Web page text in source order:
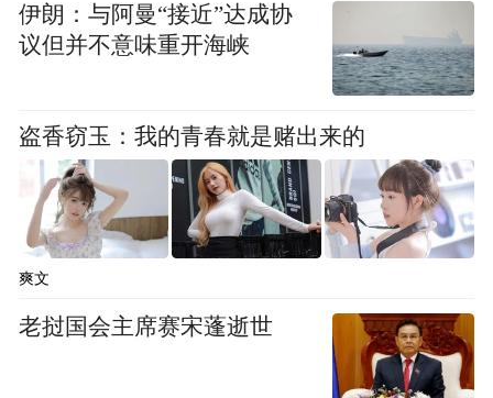
告别指尖匠心工坊，寻访小队转身扎进纵横
伊朗：与阿曼“接近”达成协
议但并不意味重开海峡
盗香窃玉：我的青春就是赌出来的
爽文
老挝国会主席赛宋蓬逝世